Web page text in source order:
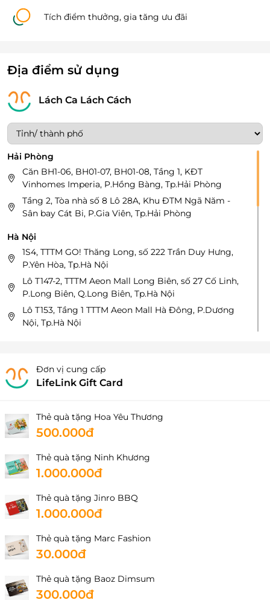
Tích điểm thưởng, gia tăng ưu đãi
Địa điểm sử dụng
Lách Ca Lách Cách
Hải Phòng
Căn BH1-06, BH01-07, BH01-08, Tầng 1, KĐT
Vinhomes Imperia, P.Hồng Bàng, Tp.Hải Phòng
Tầng 2, Tòa nhà số 8 Lô 28A, Khu ĐTM Ngã Năm -
Sân bay Cát Bi, P.Gia Viên, Tp.Hải Phòng
Hà Nội
1S4, TTTM GO! Thăng Long, số 222 Trần Duy Hưng,
P.Yên Hòa, Tp.Hà Nội
Lô T147-2, TTTM Aeon Mall Long Biên, số 27 Cố Linh,
P.Long Biên, Q.Long Biên, Tp.Hà Nội
Lô T153, Tầng 1 TTTM Aeon Mall Hà Đông, P.Dương
Nội, Tp.Hà Nội
Q.Cầu Giấy, TP.Hà Nội
Số 419, Tầng 4, Tòa nhà Lotte Mall, số 272 đường Võ
Số 70 Nguyễn Khang, P.Cầu Giấy, Tp.Hà Nội
Tầng 3 - TTTM Lotte Đào Tấn, 54 Liễu Giai, P.Cống Vị,
Thanh Hóa
Số 27-29 Lê Lợi, P.Hạc Thành, Tỉnh Thanh Hóa
Hồ Chí Minh
Gian hàng L5-08A, Trung tâm mua sắm Saigon
Centre, 67 Lê Lợi, Phường Sài Gòn, TP. Hồ Chí Minh
59B Cao Thắng, Phường Bàn Cờ, TP.HCM
Số 11 Sư Vạn Hạnh, Phường Hòa Hưng, TP. HCM
1F-01 Tầng 1 Lotte Mart Phú Thọ- Khối bệ 5 tầng tòa
Đơn vị cung cấp
LifeLink Gift Card
Thẻ quà tặng Hoa Yêu Thương
500.000đ
Thẻ quà tặng Ninh Khương
1.000.000đ
Thẻ quà tặng Jinro BBQ
1.000.000đ
Thẻ quà tặng Marc Fashion
30.000đ
Thẻ quà tặng Baoz Dimsum
300.000đ